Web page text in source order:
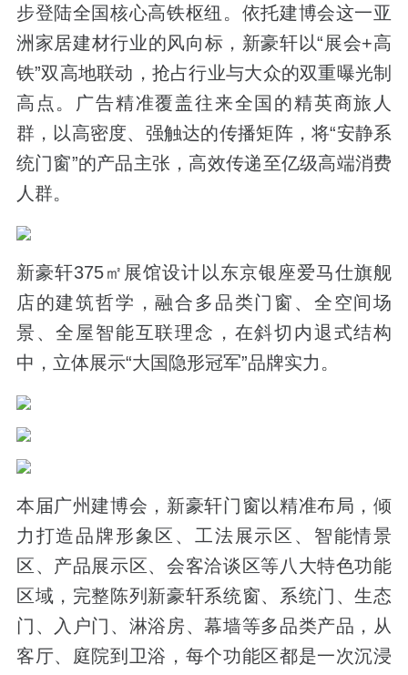
步登陆全国核心高铁枢纽。依托建博会这一亚
洲家居建材行业的风向标，新豪轩以“展会+高
铁”双高地联动，抢占行业与大众的双重曝光制
高点。广告精准覆盖往来全国的精英商旅人
群，以高密度、强触达的传播矩阵，将“安静系
统门窗”的产品主张，高效传递至亿级高端消费
人群。
新豪轩375㎡展馆设计以东京银座爱马仕旗舰
店的建筑哲学，融合多品类门窗、全空间场
景、全屋智能互联理念，在斜切内退式结构
中，立体展示“大国隐形冠军”品牌实力。
本届广州建博会，新豪轩门窗以精准布局，倾
力打造品牌形象区、工法展示区、智能情景
区、产品展示区、会客洽谈区等八大特色功能
区域，完整陈列新豪轩系统窗、系统门、生态
门、入户门、淋浴房、幕墙等多品类产品，从
客厅、庭院到卫浴，每个功能区都是一次沉浸